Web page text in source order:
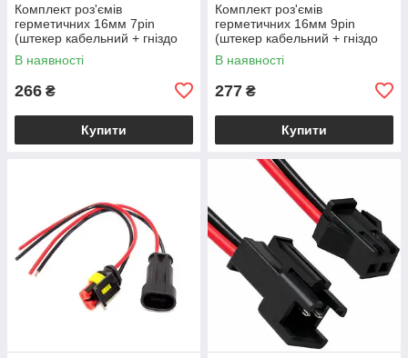
Комплект роз'ємів
герметичних 16мм 7pin
(штекер кабельний + гніздо
монтажне)
В наявності
266 ₴
Купити
Комплект роз'ємів
герметичних 16мм 9pin
(штекер кабельний + гніздо
монтажне)
В наявності
277 ₴
Купити